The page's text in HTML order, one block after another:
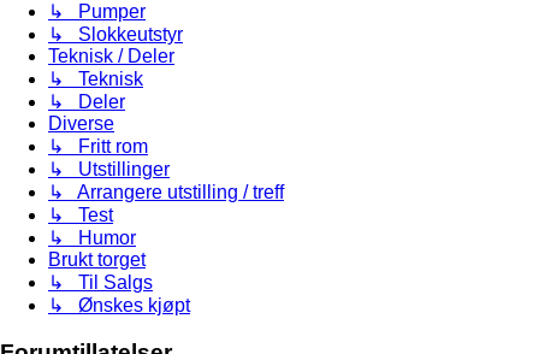
↳ Pumper
↳ Slokkeutstyr
Teknisk / Deler
↳ Teknisk
↳ Deler
Diverse
↳ Fritt rom
↳ Utstillinger
↳ Arrangere utstilling / treff
↳ Test
↳ Humor
Brukt torget
↳ Til Salgs
↳ Ønskes kjøpt